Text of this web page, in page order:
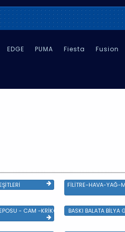
EDGE PUMA Fiesta Fusion
FİLİTRE-HAVA-YAĞ-
- CAM -KRİKO VE AYNA ÇEŞİTLER
BASKI BALATA BİLYA